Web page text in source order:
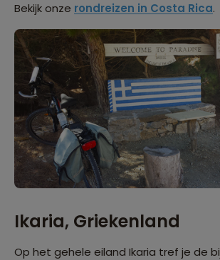
Bekijk onze rondreizen in Costa Rica.
Ikaria, Griekenland
Op het gehele eiland Ikaria tref je de